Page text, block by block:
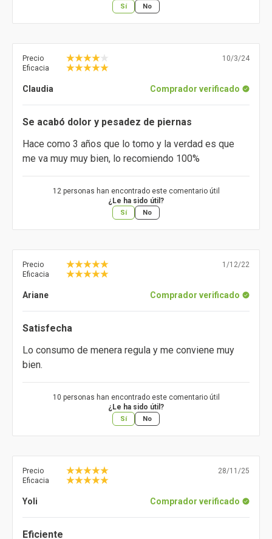
Sí No
Precio
Eficacia
10/3/24
Claudia Comprador verificado
Se acabó dolor y pesadez de piernas
Hace como 3 años que lo tomo y la verdad es que
me va muy muy bien, lo recomiendo 100%
12 personas han encontrado este comentario útil
¿Le ha sido útil?
Sí No
Precio
Eficacia
1/12/22
Ariane Comprador verificado
Satisfecha
Lo consumo de menera regula y me conviene muy
bien.
10 personas han encontrado este comentario útil
¿Le ha sido útil?
Sí No
Precio
Eficacia
28/11/25
Yoli Comprador verificado
Eficiente